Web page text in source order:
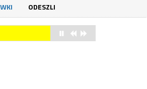
ODESZLI